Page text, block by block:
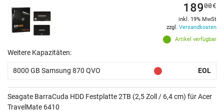
Artikel verfügbar
18900€
inkl. 19% MwSt
zzgl. Versandkosten
Weitere Kapazitäten:
8000 GB Samsung 870 QVO EOL
Seagate BarraCuda HDD Festplatte 2TB (2,5 Zoll / 6,4 cm) für Acer
TravelMate 6410